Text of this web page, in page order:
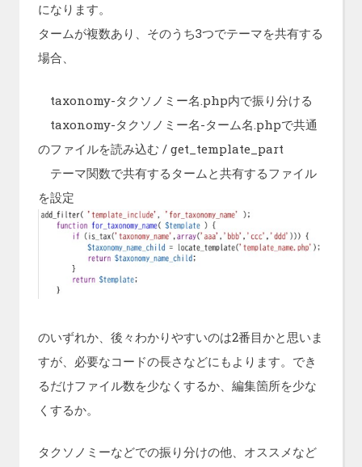
になります。
タームが複数あり、そのうち3つでテーマを共有する
場合、
taxonomy-タクソノミー名.php内で振り分ける
taxonomy-タクソノミー名-ターム名.phpで共通
のファイルを読み込む / get_template_part
テーマ関数で共有するタームと共有するファイル
を設定
のいずれか、後々わかりやすいのは2番目かと思いま
すが、必要なコードの長さなどにもよります。でき
るだけファイル数を少なくするか、編集箇所を少な
くするか。
タクソノミーなどでの振り分けの他、オススメなど